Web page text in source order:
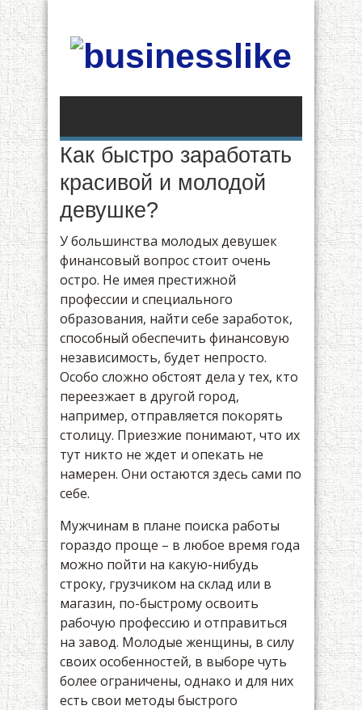
Как быстро заработать
красивой и молодой
девушке?
У большинства молодых девушек
финансовый вопрос стоит очень
остро. Не имея престижной
профессии и специального
образования, найти себе заработок,
способный обеспечить финансовую
независимость, будет непросто.
Особо сложно обстоят дела у тех, кто
переезжает в другой город,
например, отправляется покорять
столицу. Приезжие понимают, что их
тут никто не ждет и опекать не
намерен. Они остаются здесь сами по
себе.
Мужчинам в плане поиска работы
гораздо проще – в любое время года
можно пойти на какую-нибудь
строку, грузчиком на склад или в
магазин, по-быстрому освоить
рабочую профессию и отправиться
на завод. Молодые женщины, в силу
своих особенностей, в выборе чуть
более ограничены, однако и для них
есть свои методы быстрого